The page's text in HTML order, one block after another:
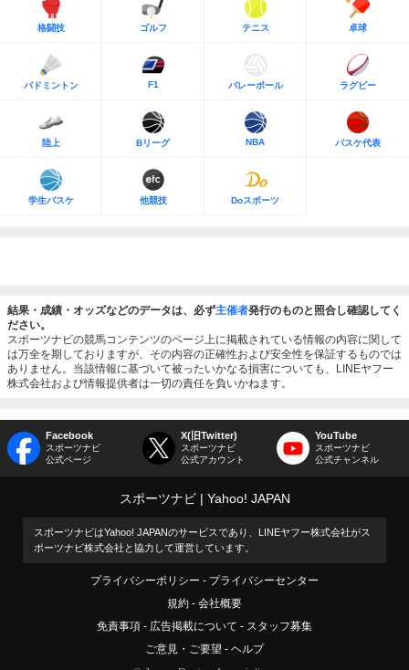
格闘技 ゴルフ テニス 卓球
バドミントン F1 バレーボール ラグビー
陸上 Bリーグ NBA バスケ代表
学生バスケ 他競技 Doスポーツ
結果・成績・オッズなどのデータは、必ず主催者発行のものと照合し確認してく
ださい。
スポーツナビの競馬コンテンツのページ上に掲載されている情報の内容に関して
は万全を期しておりますが、その内容の正確性および安全性を保証するものでは
ありません。当該情報に基づいて被ったいかなる損害についても、LINEヤフー
株式会社および情報提供者は一切の責任を負いかねます。
Facebook
スポーツナビ
公式ページ
X(旧Twitter)
スポーツナビ
公式アカウント
YouTube
スポーツナビ
公式チャンネル
スポーツナビ Yahoo! JAPAN
スポーツナビはYahoo! JAPANのサービスであり、LINEヤフー株式会社がス
ポーツナビ株式会社と協力して運営しています。
プライバシーポリシー
プライバシーセンター
規約
会社概要
免責事項
広告掲載について
スタッフ募集
ご意見・ご要望
ヘルプ